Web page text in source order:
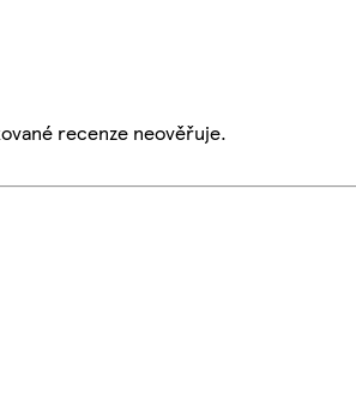
recenze neověřuje.